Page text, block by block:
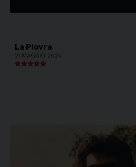
La Piovra
21 MAGGIO 2024